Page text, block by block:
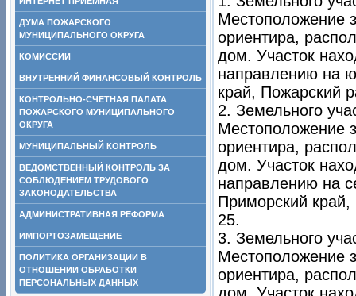
ДУМА ПОЖАРСКОГО
МУНИЦИПАЛЬНОГО ОКРУГА
КОМИССИИ
ВНУТРЕННИЙ ФИНАНСОВЫЙ КОНТРОЛЬ
КОНТРОЛЬНО-СЧЕТНАЯ ПАЛАТА
ПОЖАРСКОГО МУНИЦИПАЛЬНОГО
ОКРУГА
МУНИЦИПАЛЬНЫЙ КОНТРОЛЬ
ВЕДОМСТВЕННЫЙ КОНТРОЛЬ ЗА
СОБЛЮДЕНИЕМ ТРУДОВОГО
ЗАКОНОДАТЕЛЬСТВА
АДМИНИСТРАТИВНАЯ РЕФОРМА
ИМПОРТОЗАМЕЩЕНИЕ
ПОЛИТИКА ОРГАНИЗАЦИИ В
ОТНОШЕНИИ ОБРАБОТКИ
ПЕРСОНАЛЬНЫХ ДАННЫХ
Местоположение
ориентира,
дом. Участок
направлению на
край, Пожарский
2. Земельного
Местоположение
ориентира,
дом. Участок
направлению на
Приморский край,
25.
3. Земельного
Местоположение
ориентира,